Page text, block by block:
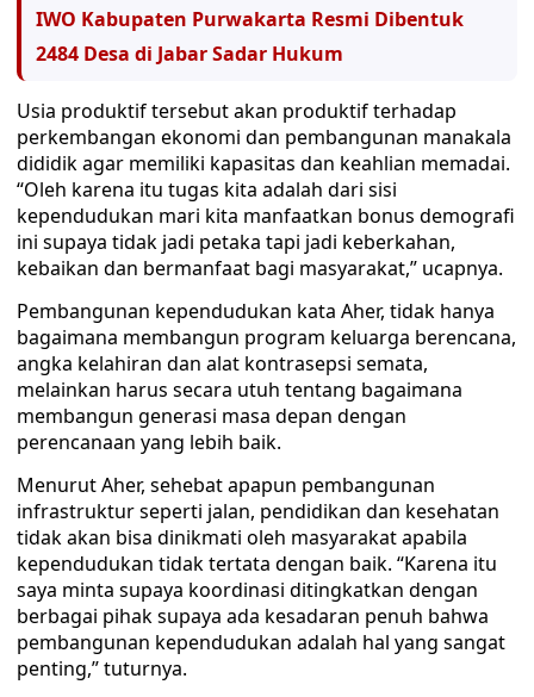
IWO Kabupaten Purwakarta Resmi Dibentuk
2484 Desa di Jabar Sadar Hukum
Usia produktif tersebut akan produktif terhadap
perkembangan ekonomi dan pembangunan manakala
dididik agar memiliki kapasitas dan keahlian memadai.
“Oleh karena itu tugas kita adalah dari sisi
kependudukan mari kita manfaatkan bonus demografi
ini supaya tidak jadi petaka tapi jadi keberkahan,
kebaikan dan bermanfaat bagi masyarakat,” ucapnya.
Pembangunan kependudukan kata Aher, tidak hanya
bagaimana membangun program keluarga berencana,
angka kelahiran dan alat kontrasepsi semata,
melainkan harus secara utuh tentang bagaimana
membangun generasi masa depan dengan
perencanaan yang lebih baik.
Menurut Aher, sehebat apapun pembangunan
infrastruktur seperti jalan, pendidikan dan kesehatan
tidak akan bisa dinikmati oleh masyarakat apabila
kependudukan tidak tertata dengan baik. “Karena itu
saya minta supaya koordinasi ditingkatkan dengan
berbagai pihak supaya ada kesadaran penuh bahwa
pembangunan kependudukan adalah hal yang sangat
penting,” tuturnya.